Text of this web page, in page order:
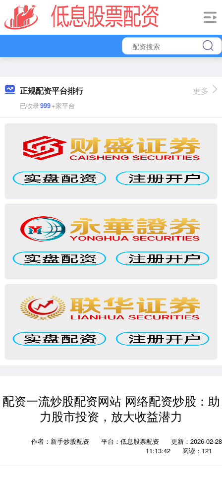
正规配资平台排行
已收录999+家平台
更多
配资一流炒股配资网站 网络配资炒股：助
力股市投资，放大收益潜力
作者：新手炒股配资 平台：低息股票配资
更新：2026-02-28
11:13:42
阅读：121